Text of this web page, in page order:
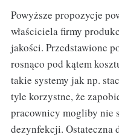
Powyższe propozycje
właściciela firmy
jakości. Przedstawione
rosnąco pod kątem
takie systemy jak np.
tyle korzystne, że
pracownicy mogliby nie
dezynfekcji. Ostateczna